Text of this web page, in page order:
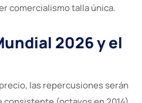
comercialismo talla única.
2026 y el
las repercusiones serán